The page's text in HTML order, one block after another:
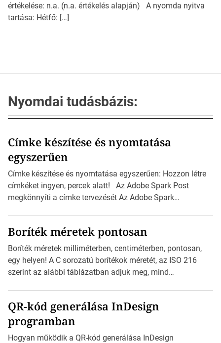
értékelése: n.a. (n.a. értékelés alapján) A nyomda nyitva
tartása: Hétfő: […]
Nyomdai tudásbázis:
Címke készítése és nyomtatása
egyszerűen
Címke készítése és nyomtatása egyszerűen: Hozzon létre
címkéket ingyen, percek alatt! Az Adobe Spark Post
megkönnyíti a címke tervezését Az Adobe Spark
igazán foroghatnak a kreatív fogaskerekek, miközben
zajlik a saját címke készítése. Hogyan készítsünk címkét?
Válasszon méretet és alakot: Válassza ki a kívánt címke
méretét. Akár néhány személyes […]
Boríték méretek pontosan
Boríték méretek milliméterben, centiméterben, pontosan,
egy helyen! A C sorozatú borítékok méretét, az ISO 216
szerint az alábbi táblázatban adjuk meg, mind
az A4-es papírlaphoz viszonyítva. Az amerikai és észak-
amerikai boríték méretére az ISO 216 nem vonatkozik.
Boríték méretének táblázata C0-tól C10-ig […]
QR-kód generálása InDesign
programban
Hogyan működik a QR-kód generálása InDesign